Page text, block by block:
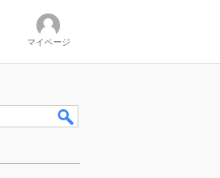
マイページ